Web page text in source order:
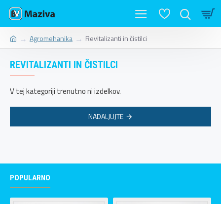
Agromehanika Revitalizanti in čistilci
REVITALIZANTI IN ČISTILCI
V tej kategoriji trenutno ni izdelkov.
NADALJUJTE
POPULARNO